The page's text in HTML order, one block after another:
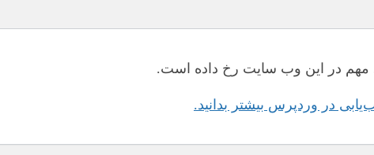
در این وب سایت رخ داده است.
در وردپرس بیشتر بدانید.